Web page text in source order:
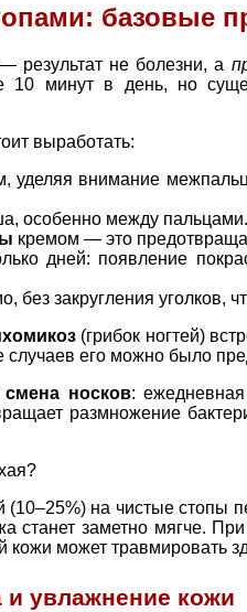
базовые
результат не болезни, а
10 минут в день, но
выработать:
уделяя внимание
особенно между пальцами.
кремом — это
дней: появление
без закругления уголков,
(грибок ногтей)
его можно было
смена носков:
размножение
на чистые стопы
станет заметно мягче.
кожи может травмировать
увлажнение кожи